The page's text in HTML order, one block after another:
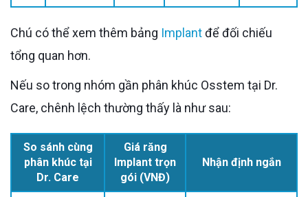
Chú có thể xem thêm bảng Implantđể đối chiếu
tổng quan hơn.
Nếu so trong nhóm gần phân khúc Osstem tại Dr.
Care, chênh lệch thường thấy là như sau:
So sánh cùng
phân khúc tại
Dr. Care
Giá răng
Implant trọn
gói (VNĐ)
Nhận định ngắn